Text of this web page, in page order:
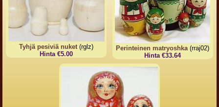
Tyhjä pesiviä nuket(rglz)
Hinta €5.00
Perinteinen matryoshka(rraj02)
Hinta €33.64